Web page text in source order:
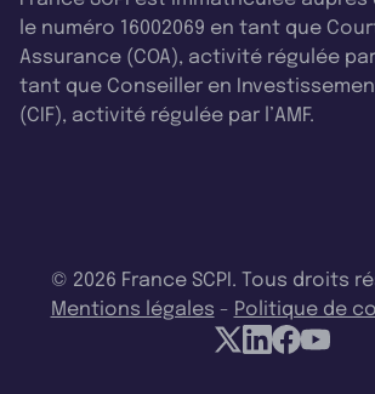
le numéro 16002069 en tant que
Assurance (COA), activité régulée par
tant que Conseiller en
(CIF), activité régulée par l’AMF.
© 2026 France SCPI. Tous droits
Mentions légales - Politique de